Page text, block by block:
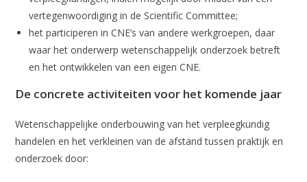
vertegenwoordiging in de Scientific Committee;
het participeren in CNE’s van andere werkgroepen, daar
waar het onderwerp wetenschappelijk onderzoek betreft
en het ontwikkelen van een eigen CNE.
De concrete activiteiten voor het komende jaar
Wetenschappelijke onderbouwing van het verpleegkundig
handelen en het verkleinen van de afstand tussen praktijk en
onderzoek door: